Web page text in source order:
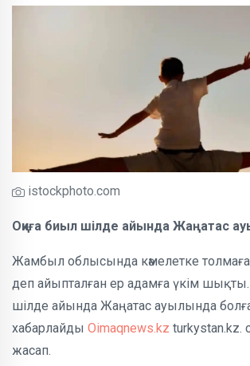
istockphoto.com
Оқиға биыл шілде айында Жаңатас
Жамбыл облысында кәмелетке
деп айыпталған ер адамға үкім
шілде айында Жаңатас ауылында
хабарлайды Oimaqnews.kz turkystan.kz.
жасап.